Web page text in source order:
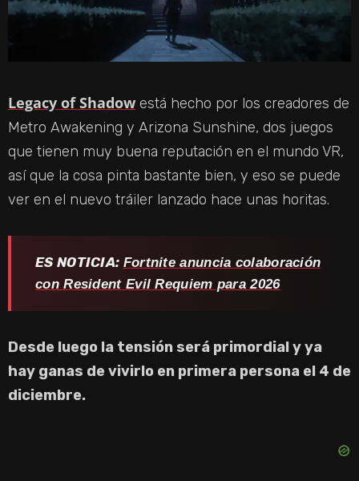
Legacy of Shadow está hecho por los creadores de
Metro Awakening y Arizona Sunshine, dos juegos
que tienen muy buena reputación en el mundo VR,
así que la cosa pinta bastante bien, y eso se puede
ver en el nuevo tráiler lanzado hace unas horitas.
ES NOTICIA: Fortnite anuncia colaboración
con Resident Evil Requiem para 2026
Desde luego la tensión será primordial y ya
hay ganas de vivirlo en primera persona el 4 de
diciembre.